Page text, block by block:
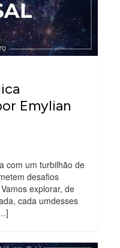
Emylian
com um turbilhão de
desafios
explorar, de
cada umdesses